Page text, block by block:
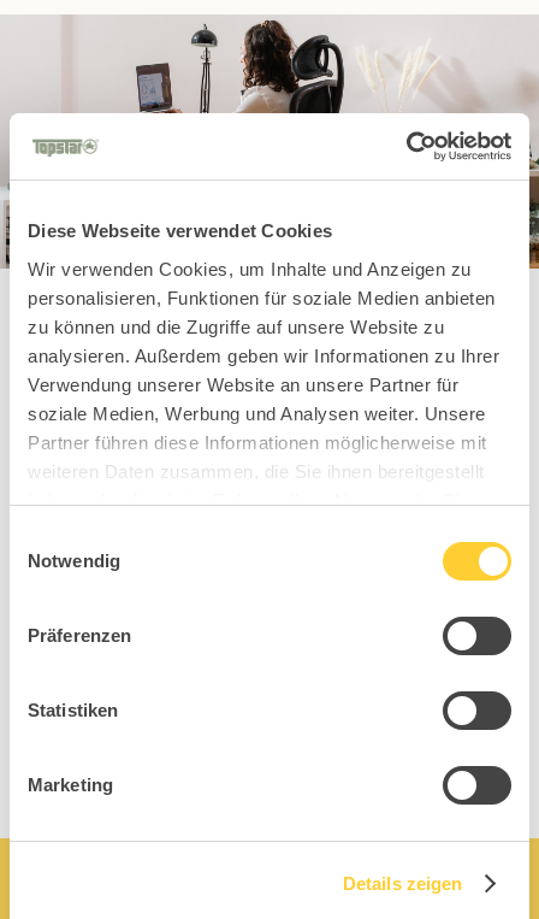
Diese Webseite verwendet Cookies
Wir verwenden Cookies, um Inhalte und Anzeigen zu
personalisieren, Funktionen für soziale Medien anbieten
zu können und die Zugriffe auf unsere Website zu
analysieren. Außerdem geben wir Informationen zu Ihrer
Verwendung unserer Website an unsere Partner für
soziale Medien, Werbung und Analysen weiter. Unsere
Partner führen diese Informationen möglicherweise mit
weiteren Daten zusammen, die Sie ihnen bereitgestellt
haben oder die sie im Rahmen Ihrer Nutzung der Dienste
Notwendig
Präferenzen
Statistiken
Marketing
Details zeigen
Diese Topstars
könnten Dir auch
gefallen